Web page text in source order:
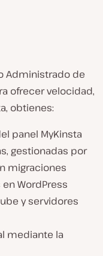
Administrado de
ofrecer velocidad,
obtienes:
panel MyKinsta
gestionadas por
migraciones
WordPress
y servidores
mediante la